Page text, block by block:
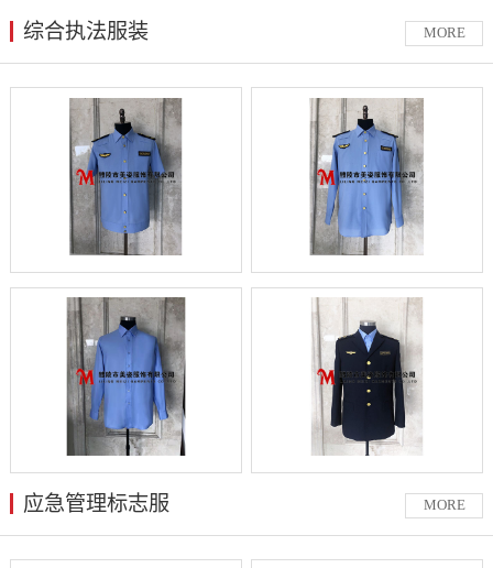
综合执法服装 MORE
应急管理标志服 MORE